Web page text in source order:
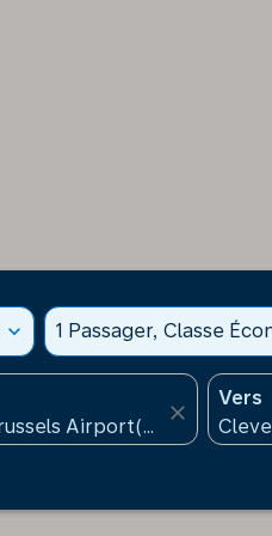
expand_more 1 Passager, Classe
close
Vers